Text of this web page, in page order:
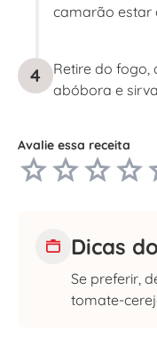
camarão estar
4
Retire do fogo,
abóbora e
Avalie essa receita
Dicas
Se preferir,
tomate-